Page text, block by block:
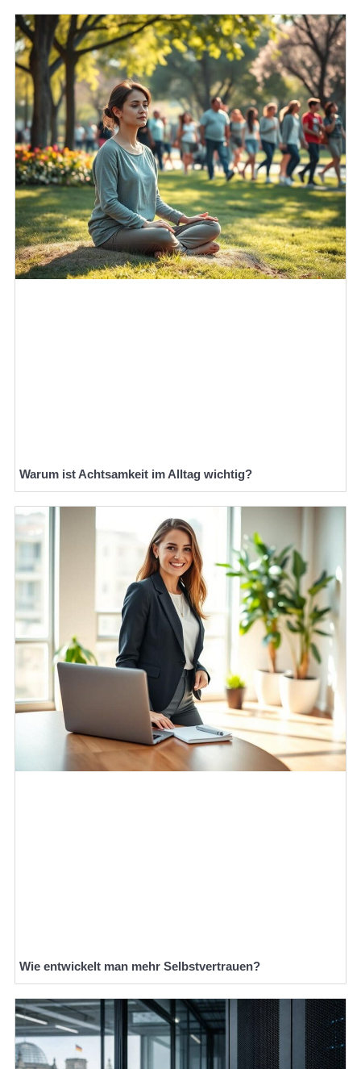
Warum ist Achtsamkeit im Alltag wichtig?
Wie entwickelt man mehr Selbstvertrauen?